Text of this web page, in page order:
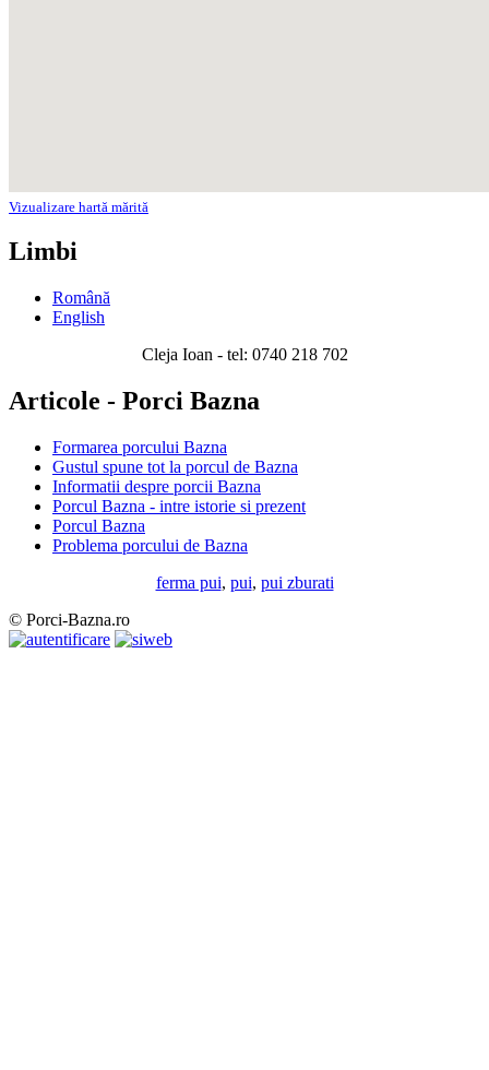
Vizualizare hartă mărită
Limbi
Română
English
Cleja Ioan - tel: 0740 218 702
Articole - Porci Bazna
Formarea porcului Bazna
Gustul spune tot la porcul de Bazna
Informatii despre porcii Bazna
Porcul Bazna - intre istorie si prezent
Porcul Bazna
Problema porcului de Bazna
ferma pui, pui, pui zburati
© Porci-Bazna.ro